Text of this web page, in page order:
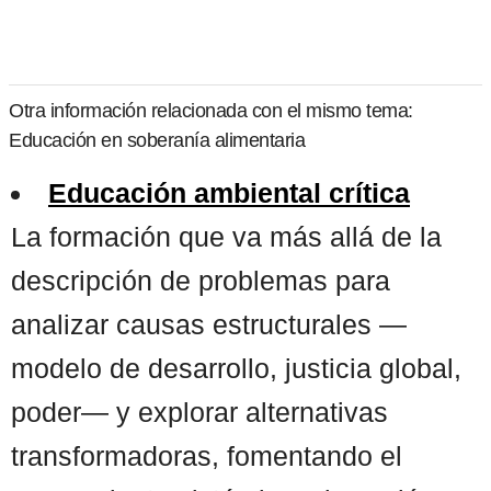
Otra información relacionada con el mismo tema:
Educación en soberanía alimentaria
Educación ambiental crítica
La formación que va más allá de la
descripción de problemas para
analizar causas estructurales —
modelo de desarrollo, justicia global,
poder— y explorar alternativas
transformadoras, fomentando el